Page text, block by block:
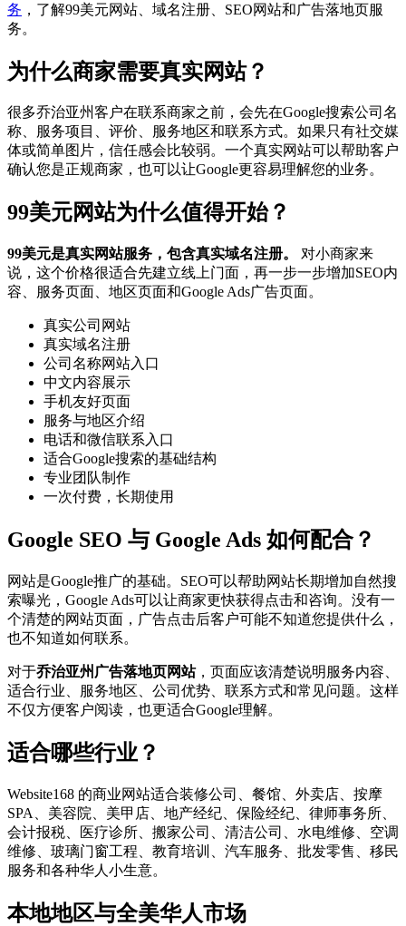
务 ，了解99美元网站、域名注册、SEO网站和广告落地页服
务。
为什么商家需要真实网站？
很多乔治亚州客户在联系商家之前，会先在Google搜索公司名
称、服务项目、评价、服务地区和联系方式。如果只有社交媒
体或简单图片，信任感会比较弱。一个真实网站可以帮助客户
确认您是正规商家，也可以让Google更容易理解您的业务。
99美元网站为什么值得开始？
99美元是真实网站服务，包含真实域名注册。
对小商家来
说，这个价格很适合先建立线上门面，再一步一步增加SEO内
容、服务页面、地区页面和Google Ads广告页面。
真实公司网站
真实域名注册
公司名称网站入口
中文内容展示
手机友好页面
服务与地区介绍
电话和微信联系入口
适合Google搜索的基础结构
专业团队制作
一次付费，长期使用
Google SEO 与 Google Ads 如何配合？
网站是Google推广的基础。SEO可以帮助网站长期增加自然搜
索曝光，Google Ads可以让商家更快获得点击和咨询。没有一
个清楚的网站页面，广告点击后客户可能不知道您提供什么，
也不知道如何联系。
对于乔治亚州广告落地页网站，页面应该清楚说明服务内容、
适合行业、服务地区、公司优势、联系方式和常见问题。这样
不仅方便客户阅读，也更适合Google理解。
适合哪些行业？
Website168 的商业网站适合装修公司、餐馆、外卖店、按摩
SPA、美容院、美甲店、地产经纪、保险经纪、律师事务所、
会计报税、医疗诊所、搬家公司、清洁公司、水电维修、空调
维修、玻璃门窗工程、教育培训、汽车服务、批发零售、移民
服务和各种华人小生意。
本地地区与全美华人市场